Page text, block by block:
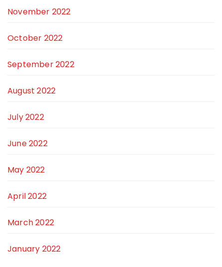
November 2022
October 2022
September 2022
August 2022
July 2022
June 2022
May 2022
April 2022
March 2022
January 2022